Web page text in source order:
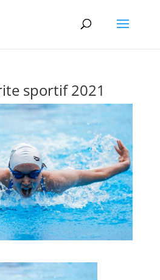
sportif 2021